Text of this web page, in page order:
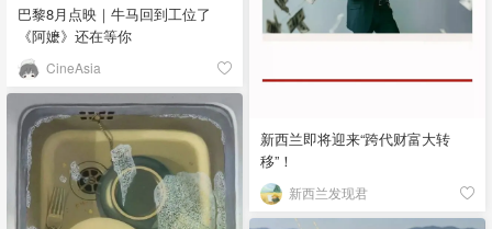
巴黎8月点映｜牛马回到工位了
《阿嬷》还在等你
CineAsia
新西兰即将迎来“跨代财富大转
移”！
新西兰发现君